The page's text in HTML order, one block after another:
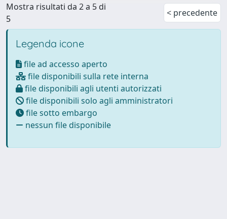
Mostra risultati da 2 a 5 di
5
< precedente
Legenda icone
file ad accesso aperto
file disponibili sulla rete interna
file disponibili agli utenti autorizzati
file disponibili solo agli amministratori
file sotto embargo
nessun file disponibile